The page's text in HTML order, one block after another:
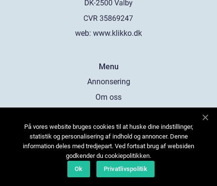
web: www.klikko.dk
Menu
Annonsering
Om oss
Kontakta oss
Sitemap
På vores website bruges cookies til at huske dine indstillinger,
statistik og personalisering af indhold og annoncer. Denne
information deles med tredjepart. Ved fortsat brug af websiden
godkender du cookiepolitikken.
Ok
Privatlivspolitik